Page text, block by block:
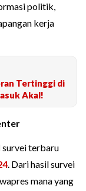
politik,
kerja
Tertinggi di
Akal!
survei terbaru
. Dari hasil survei
mana yang